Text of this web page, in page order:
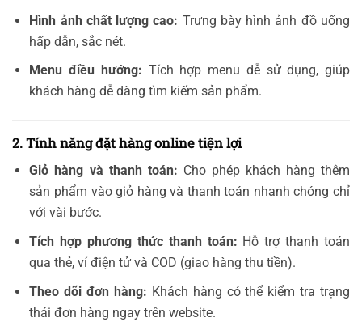
Hình ảnh chất lượng cao: Trưng bày hình ảnh đồ uống
hấp dẫn, sắc nét.
Menu điều hướng: Tích hợp menu dễ sử dụng, giúp
khách hàng dễ dàng tìm kiếm sản phẩm.
2. Tính năng đặt hàng online tiện lợi
Giỏ hàng và thanh toán: Cho phép khách hàng thêm
sản phẩm vào giỏ hàng và thanh toán nhanh chóng chỉ
với vài bước.
Tích hợp phương thức thanh toán: Hỗ trợ thanh toán
qua thẻ, ví điện tử và COD (giao hàng thu tiền).
Theo dõi đơn hàng: Khách hàng có thể kiểm tra trạng
thái đơn hàng ngay trên website.